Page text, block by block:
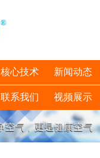
核心技术 新闻动态
联系我们 视频展示